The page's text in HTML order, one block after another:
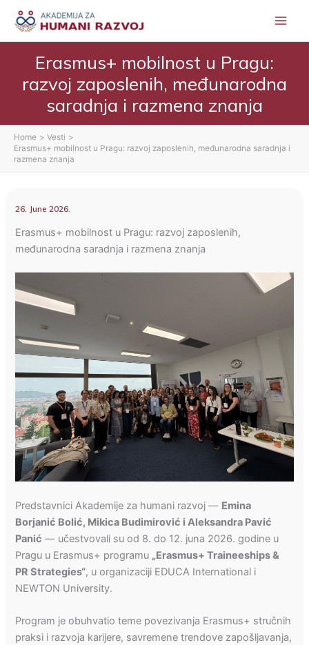
content
Erasmus+ mobilnost u Pragu:
razvoj zaposlenih, međunarodna
saradnja i razmena znanja
Home
Vesti
Erasmus+ mobilnost u Pragu: razvoj zaposlenih, međunarodna saradnja i
razmena znanja
26. June 2026.
Erasmus+ mobilnost u Pragu: razvoj zaposlenih,
međunarodna saradnja i razmena znanja
Predstavnici Akademije za humani razvoj — Emina
Borjanić Bolić, Mikica Budimirović i Aleksandra Pavić
Panić — učestvovali su od 8. do 12. juna 2026. godine u
Pragu u Erasmus+ programu „Erasmus+ Traineeships &
PR Strategies“, u organizaciji EDUCA International i
NEWTON University.
Program je obuhvatio teme povezivanja Erasmus+ stručnih
praksi i razvoja karijere, savremene trendove zapošljavanja,